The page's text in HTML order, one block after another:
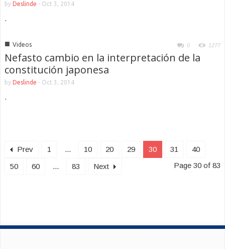
by Deslinde - Oct 3, 2014
.
■ Videos 0 1277
Nefasto cambio en la interpretación de la
constitución japonesa
by Deslinde - Oct 3, 2014
.
Prev 1 ... 10 20 29 30 31
40
50
60 ... 83 Next Page 30 of 83